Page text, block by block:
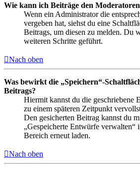
Wie kann ich Beiträge den
Wenn ein Administrator die
vergeben hat, siehst du eine
Beitrags, um diesen zu melden. Du
weiteren Schritte geführt.
Nach oben
Was bewirkt die „Speichern“-
Beitrags?
Hiermit kannst du die geschriebene
zu einem späteren Zeitpunkt
Den gesicherten Beitrag kannst du
„Gespeicherte Entwürfe verwalten“
Bereich erneut laden.
Nach oben